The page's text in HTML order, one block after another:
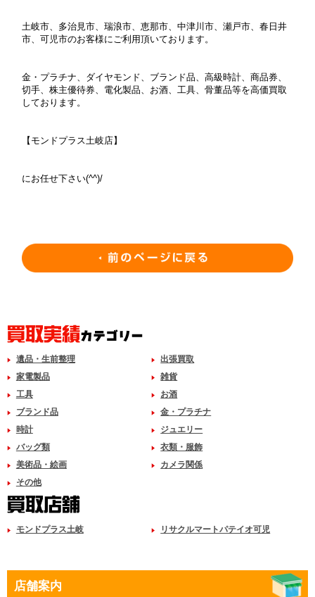
土岐市、多治見市、瑞浪市、恵那市、中津川市、瀬戸市、春日井
市、可児市のお客様にご利用頂いております。
金・プラチナ、ダイヤモンド、ブランド品、高級時計、商品券、
切手、株主優待券、電化製品、お酒、工具、骨董品等を高価買取
しております。
【モンドプラス土岐店】
にお任せ下さい(^^)/
遺品・生前整理
出張買取
家電製品
雑貨
工具
お酒
ブランド品
金・プラチナ
時計
ジュエリー
バッグ類
衣類・服飾
美術品・絵画
カメラ関係
その他
モンドプラス土岐 リサクルマートパテイオ可児
店舗案内